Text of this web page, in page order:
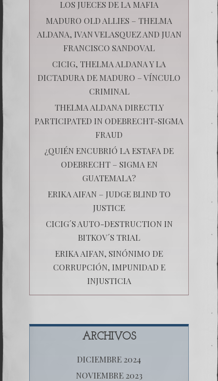
LOS JUECES DE LA MAFIA
MADURO OLD ALLIES – THELMA
ALDANA, IVAN VELASQUEZ AND JUAN
FRANCISCO SANDOVAL
CICIG, THELMA ALDANA Y LA
DICTADURA DE MADURO – VÍNCULO
CRIMINAL
THELMA ALDANA DIRECTLY
PARTICIPATED IN ODEBRECHT-SIGMA
FRAUD
¿QUIÉN ENCUBRIÓ LA ESTAFA DE
ODEBRECHT – SIGMA EN
GUATEMALA?
ERIKA AIFAN – JUDGE BLIND TO
JUSTICE
CICIG´S AUTO-DESTRUCTION IN
BITKOV´S TRIAL
ERIKA AIFAN, SINÓNIMO DE
CORRUPCIÓN, IMPUNIDAD E
INJUSTICIA
ARCHIVOS
DICIEMBRE 2024
NOVIEMBRE 2023